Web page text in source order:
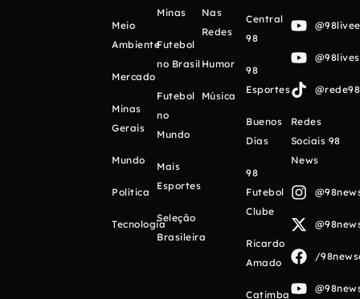
Meio
Ambiente
Mercado
Minas
Gerais
Mundo
Política
Tecnologia
Minas
Futebol
no Brasil
Futebol
no
Mundo
Mais
Esportes
Seleção
Brasileira
Nas
Redes
Humor
Música
Central
98
98
Esportes
Buenos
Días
98
Futebol
Clube
Ricardo
Amado
Catimba
Redes
Sociais 98
News
/